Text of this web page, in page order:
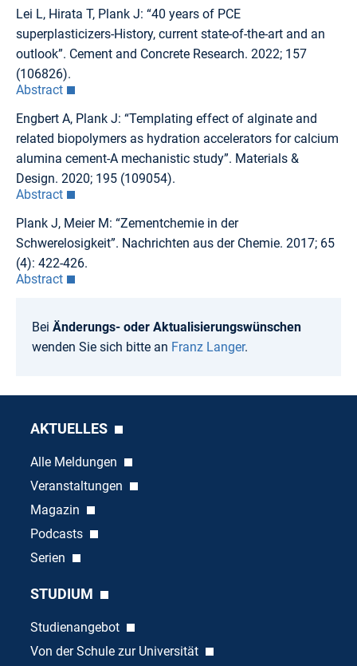
Lei L, Hirata T, Plank J: “40 years of PCE
superplasticizers-History, current state-of-the-art and an
outlook”. Cement and Concrete Research. 2022; 157
(106826).
Abstract
Engbert A, Plank J: “Templating effect of alginate and
related biopolymers as hydration accelerators for calcium
alumina cement-A mechanistic study”. Materials &
Design. 2020; 195 (109054).
Abstract
Plank J, Meier M: “Zementchemie in der
Schwerelosigkeit”. Nachrichten aus der Chemie. 2017; 65
(4): 422-426.
Abstract
Bei Änderungs- oder Aktualisierungswünschen
wenden Sie sich bitte an Franz Langer.
AKTUELLES
Alle Meldungen
Veranstaltungen
Magazin
Podcasts
Serien
STUDIUM
Studienangebot
Von der Schule zur Universität